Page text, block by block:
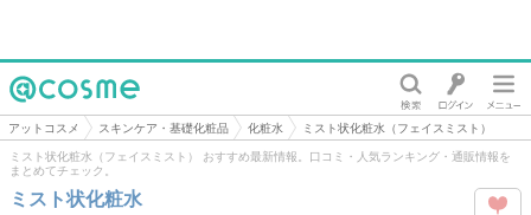
@cosme
アットコスメ スキンケア・基礎化粧品 化粧水 ミスト状化粧水（フェイスミスト）
ミスト状化粧水（フェイスミスト） おすすめ最新情報。口コミ・人気ランキング・通販情報を
まとめてチェック。
ミスト状化粧水